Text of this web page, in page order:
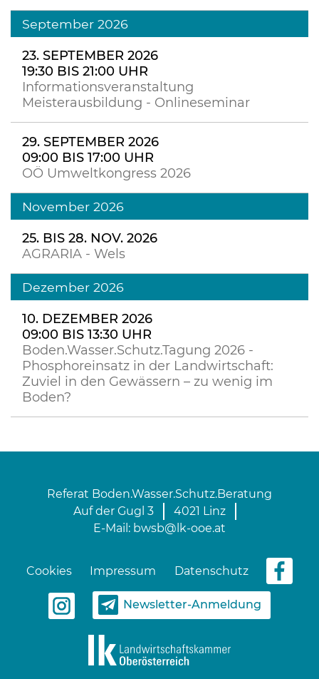
September 2026
23. SEPTEMBER 2026
19:30 BIS 21:00 UHR
Informationsveranstaltung
Meisterausbildung - Onlineseminar
29. SEPTEMBER 2026
09:00 BIS 17:00 UHR
OÖ Umweltkongress 2026
November 2026
25. BIS 28. NOV. 2026
AGRARIA - Wels
Dezember 2026
10. DEZEMBER 2026
09:00 BIS 13:30 UHR
Boden.Wasser.Schutz.Tagung 2026 -
Phosphoreinsatz in der Landwirtschaft:
Zuviel in den Gewässern – zu wenig im
Boden?
Referat Boden.Wasser.Schutz.Beratung
Auf der Gugl 3
4021 Linz
E-Mail: bwsb@lk-ooe.at
Cookies Impressum Datenschutz
Newsletter-Anmeldung